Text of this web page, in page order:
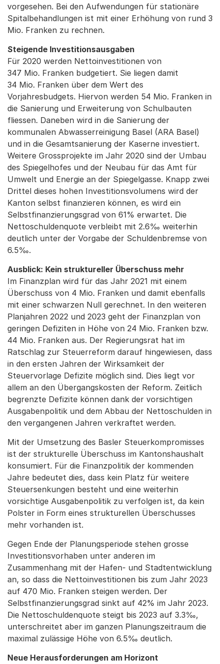
vorgesehen. Bei den Aufwendungen für stationäre
Spitalbehandlungen ist mit einer Erhöhung von rund 3
Mio. Franken zu rechnen.
Steigende Investitionsausgaben
Für 2020 werden Nettoinvestitionen von
347 Mio. Franken budgetiert. Sie liegen damit
34 Mio. Franken über dem Wert des
Vorjahresbudgets. Hiervon werden 54 Mio. Franken in
die Sanierung und Erweiterung von Schulbauten
fliessen. Daneben wird in die Sanierung der
kommunalen Abwasserreinigung Basel (ARA Basel)
und in die Gesamtsanierung der Kaserne investiert.
Weitere Grossprojekte im Jahr 2020 sind der Umbau
des Spiegelhofes und der Neubau für das Amt für
Umwelt und Energie an der Spiegelgasse. Knapp zwei
Drittel dieses hohen Investitionsvolumens wird der
Kanton selbst finanzieren können, es wird ein
Selbstfinanzierungsgrad von 61% erwartet. Die
Nettoschuldenquote verbleibt mit 2.6‰ weiterhin
deutlich unter der Vorgabe der Schuldenbremse von
6.5‰.
Ausblick: Kein struktureller Überschuss mehr
Im Finanzplan wird für das Jahr 2021 mit einem
Überschuss von 4 Mio. Franken und damit ebenfalls
mit einer schwarzen Null gerechnet. In den weiteren
Planjahren 2022 und 2023 geht der Finanzplan von
geringen Defiziten in Höhe von 24 Mio. Franken bzw.
44 Mio. Franken aus. Der Regierungsrat hat im
Ratschlag zur Steuerreform darauf hingewiesen, dass
in den ersten Jahren der Wirksamkeit der
Steuervorlage Defizite möglich sind. Dies liegt vor
allem an den Übergangskosten der Reform. Zeitlich
begrenzte Defizite können dank der vorsichtigen
Ausgabenpolitik und dem Abbau der Nettoschulden in
den vergangenen Jahren verkraftet werden.
Mit der Umsetzung des Basler Steuerkompromisses
ist der strukturelle Überschuss im Kantonshaushalt
konsumiert. Für die Finanzpolitik der kommenden
Jahre bedeutet dies, dass kein Platz für weitere
Steuersenkungen besteht und eine weiterhin
vorsichtige Ausgabenpolitik zu verfolgen ist, da kein
Polster in Form eines strukturellen Überschusses
mehr vorhanden ist.
Gegen Ende der Planungsperiode stehen grosse
Investitionsvorhaben unter anderen im
Zusammenhang mit der Hafen- und Stadtentwicklung
an, so dass die Nettoinvestitionen bis zum Jahr 2023
auf 470 Mio. Franken steigen werden. Der
Selbstfinanzierungsgrad sinkt auf 42% im Jahr 2023.
Die Nettoschuldenquote steigt bis 2023 auf 3.3‰,
unterschreitet aber im ganzen Planungszeitraum die
maximal zulässige Höhe von 6.5‰ deutlich.
Neue Herausforderungen am Horizont